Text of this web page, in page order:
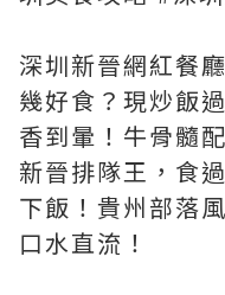
深圳新晉網紅餐
幾好食？現炒飯
香到暈！牛骨髓
新晉排隊王，食
下飯！貴州部落
口水直流！